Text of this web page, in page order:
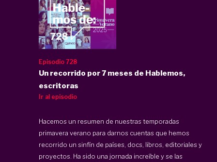
Episodio 728
Un recorrido por 7 meses de Hablemos,
escritoras
Ir al episodio
Hacemos un resumen de nuestras temporadas
primavera verano para darnos cuentas que hemos
recorrido un sinfín de países, docs, libros, editoriales y
proyectos. Ha sido una jornada increíble y se las